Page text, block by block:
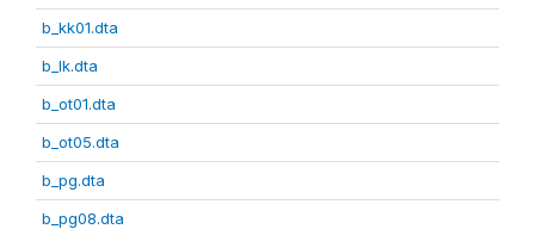
b_kk01.dta
b_lk.dta
b_ot01.dta
b_ot05.dta
b_pg.dta
b_pg08.dta